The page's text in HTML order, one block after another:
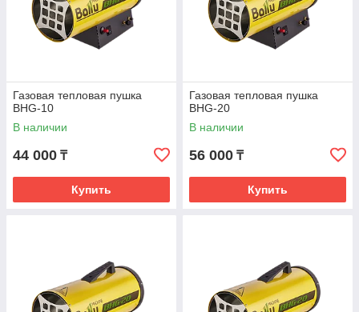
Газовая тепловая пушка
BHG-10
В наличии
44 000 ₸
Купить
Газовая тепловая пушка
BHG-20
В наличии
56 000 ₸
Купить